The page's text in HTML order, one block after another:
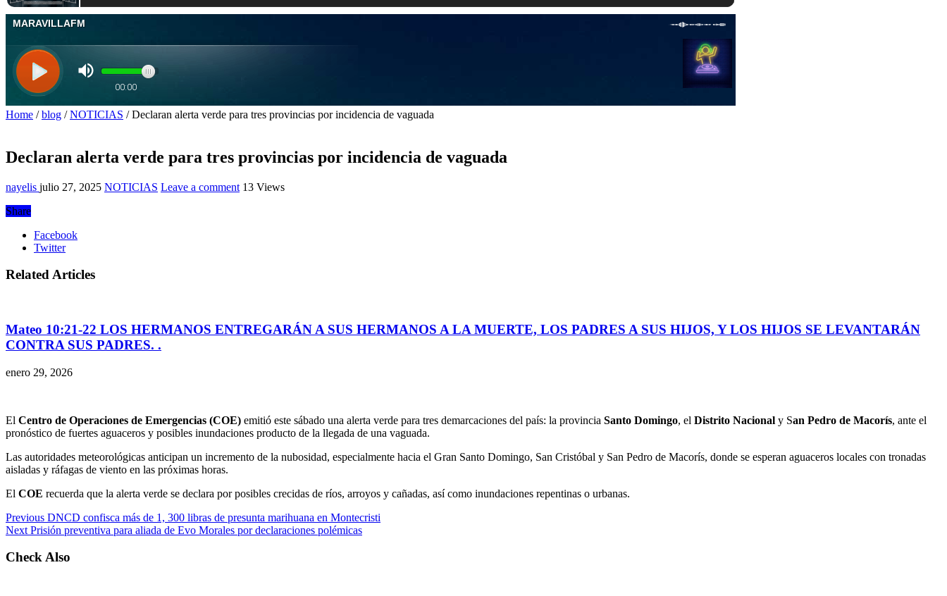
Home / blog / NOTICIAS / Declaran alerta verde para tres provincias por incidencia de vaguada
Declaran alerta verde para tres provincias por incidencia de vaguada
nayelis julio 27, 2025 NOTICIAS Leave a comment 13 Views
Share
Facebook
Twitter
Related Articles
Mateo 10:21-22 LOS HERMANOS ENTREGARÁN A SUS HERMANOS A LA MUERTE, LOS PADRES A SUS HIJOS, Y LOS HIJOS SE LEVANTARÁN
CONTRA SUS PADRES. .
enero 29, 2026
El Centro de Operaciones de Emergencias (COE) emitió este sábado una alerta verde para tres demarcaciones del país: la provincia Santo Domingo, el Distrito Nacional y San Pedro de Macorís, ante el
pronóstico de fuertes aguaceros y posibles inundaciones producto de la llegada de una vaguada.
Las autoridades meteorológicas anticipan un incremento de la nubosidad, especialmente hacia el Gran Santo Domingo, San Cristóbal y San Pedro de Macorís, donde se esperan aguaceros locales con tronadas
aisladas y ráfagas de viento en las próximas horas.
El COE recuerda que la alerta verde se declara por posibles crecidas de ríos, arroyos y cañadas, así como inundaciones repentinas o urbanas.
Previous DNCD confisca más de 1, 300 libras de presunta marihuana en Montecristi
Next Prisión preventiva para aliada de Evo Morales por declaraciones polémicas
Check Also